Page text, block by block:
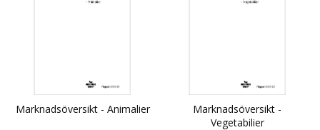
Marknadsöversikt - Animalier
Marknadsöversikt -
Vegetabilier